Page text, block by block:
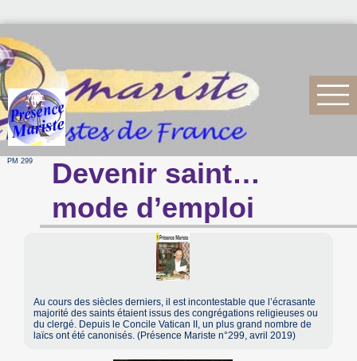
PM 299
Devenir saint…
mode d’emploi
Au cours des siècles derniers, il est incontestable que l’écrasante
majorité des saints étaient issus des congrégations religieuses ou
du clergé. Depuis le Concile Vatican II, un plus grand nombre de
laïcs ont été canonisés. (Présence Mariste n°299, avril 2019)